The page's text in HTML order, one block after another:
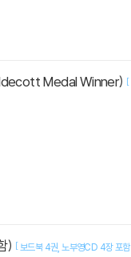
Medal Winner) [
) [ 보드북 4권 노부영CD 4장 포함